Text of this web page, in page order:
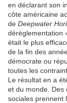
en déclarant son
côte américaine
de Deepwater
déréglementation
était le plus
de la fin des
démocrate ou
toutes les
Le résultat en a
et du monde. Des
sociales prennent